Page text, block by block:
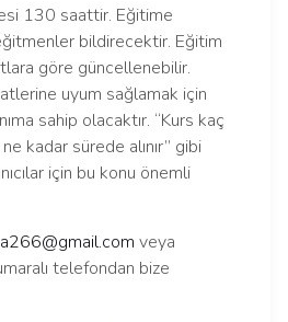
130 saattir. Eğitime
bildirecektir. Eğitim
göre güncellenebilir.
uyum sağlamak için
sahip olacaktır. “Kurs kaç
kadar sürede alınır” gibi
için bu konu önemli
veya
telefondan bize